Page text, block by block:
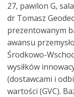
27, pawilon G,
dr Tomasz
prezentowanym
awansu
Środkowo-
wysiłków
(dostawcami i
wartości (GVC).